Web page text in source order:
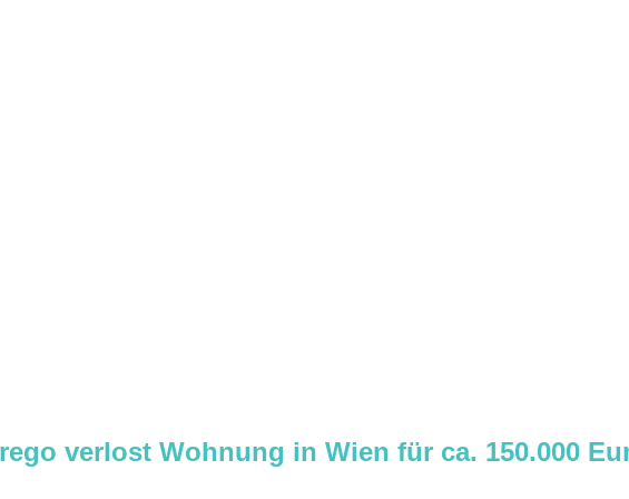
verlost Wohnung in Wien für ca. 150.000